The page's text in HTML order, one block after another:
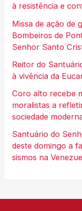
à resistência e
Missa de ação de
Bombeiros de
Senhor Santo
Reitor do
à vivência da
Coro alto recebe
moralistas a
sociedade
Santuário do
deste domingo a
sismos na